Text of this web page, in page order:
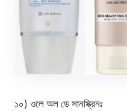
১০) ওলে অল ডে সানস্ক্রিনঃ